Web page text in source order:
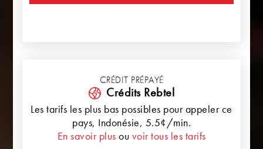
CRÉDIT PRÉPAYÉ
Crédits Rebtel
Les tarifs les plus bas possibles pour appeler ce
pays,
Indonésie, 5.5¢/min.
En savoir plus ou voir tous les tarifs